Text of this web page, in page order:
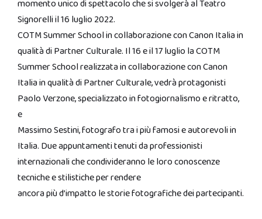
momento unico di spettacolo che si svolgerà al Teatro
Signorelli il 16 luglio 2022.
COTM Summer School in collaborazione con Canon Italia in
qualità di Partner Culturale. Il 16 e il 17 luglio la COTM
Summer School realizzata in collaborazione con Canon
Italia in qualità di Partner Culturale, vedrà protagonisti
Paolo Verzone, specializzato in fotogiornalismo e ritratto,
e
Massimo Sestini, fotografo tra i più famosi e autorevoli in
Italia. Due appuntamenti tenuti da professionisti
internazionali che condivideranno le loro conoscenze
tecniche e stilistiche per rendere
ancora più d’impatto le storie fotografiche dei partecipanti.